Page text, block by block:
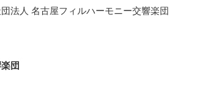
法人 名古屋フィルハーモニー交響楽団
団